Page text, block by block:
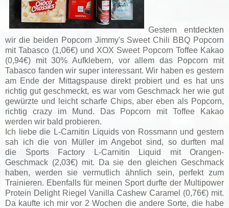
Gestern entdeckten
wir die beiden Popcorn Jimmy's Sweet Chili BBQ Popcorn
mit Tabasco (1,06€) und XOX Sweet Popcorn Toffee Kakao
(0,94€) mit 30% Aufklebern, vor allem das Popcorn mit
Tabasco fanden wir super interessant. Wir haben es gestern
am Ende der Mittagspause direkt probiert und es hat uns
richtig gut geschmeckt, es war vom Geschmack her wie gut
gewürzte und leicht scharfe Chips, aber eben als Popcorn,
richtig crazy im Mund. Das Popcorn mit Toffee Kakao
werden wir bald probieren.
Ich liebe die L-Carnitin Liquids von Rossmann und gestern
sah ich die von Müller im Angebot sind, so durften mal
die Sports Factory L-Carnitin Liquid mit Orangen-
Geschmack (2,03€) mit. Da sie den gleichen Geschmack
haben, werden sie vermutlich ähnlich sein, perfekt zum
Trainieren. Ebenfalls für meinen Sport durfte der Multipower
Protein Delight Riegel Vanilla Cashew Caramel (0,76€) mit.
Da kaufte ich mir vor 2 Wochen die andere Sorte, die habe